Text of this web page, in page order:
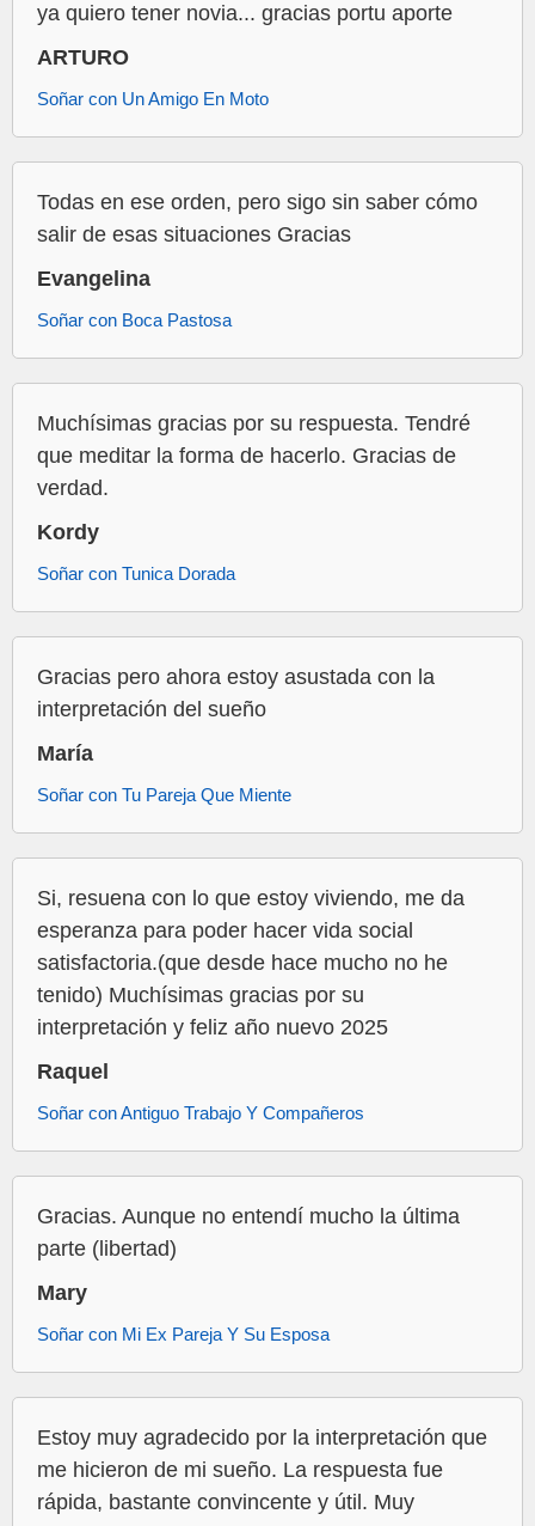
ya quiero tener novia... gracias portu aporte
ARTURO
Soñar con Un Amigo En Moto
Todas en ese orden, pero sigo sin saber cómo
salir de esas situaciones Gracias
Evangelina
Soñar con Boca Pastosa
Muchísimas gracias por su respuesta. Tendré
que meditar la forma de hacerlo. Gracias de
verdad.
Kordy
Soñar con Tunica Dorada
Gracias pero ahora estoy asustada con la
interpretación del sueño
María
Soñar con Tu Pareja Que Miente
Si, resuena con lo que estoy viviendo, me da
esperanza para poder hacer vida social
satisfactoria.(que desde hace mucho no he
tenido) Muchísimas gracias por su
interpretación y feliz año nuevo 2025
Raquel
Soñar con Antiguo Trabajo Y Compañeros
Gracias. Aunque no entendí mucho la última
parte (libertad)
Mary
Soñar con Mi Ex Pareja Y Su Esposa
Estoy muy agradecido por la interpretación que
me hicieron de mi sueño. La respuesta fue
rápida, bastante convincente y útil. Muy